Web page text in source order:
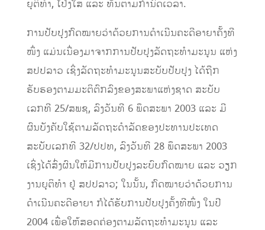
ຍຸຕິທໍາ, ໂປ່ງໃສ ແລະ ທັນຕາມກໍານົດເວລາ.
ການປັບປຸງກົດໝາຍວ່າດ້ວຍການດໍາເນີນຄະດີອາຍາຄັ້ງທີ
ໜຶ່ງ ແມ່ນເນື່ອງມາຈາກການປັບປຸງລັດຖະທໍາມະນູນ ແຫ່ງ
ສປປລາວ ເຊິ່ງລັດຖະທໍາມະນູນສະບັບປັບປຸງ ໄດ້ຖືກ
ຮັບຮອງຕາມມະຕິຕົກລົງຂອງສະພາແຫ່ງຊາດ ສະບັບ
ເລກທີ 25/ສພຊ, ລົງວັນທີ 6 ພຶດສະພາ 2003 ແລະ ມີ
ຜົນບັງຄັບໃຊ້ຕາມລັດຖະດໍາລັດຂອງປະທານປະເທດ
ສະບັບເລກທີ 32/ປປທ,​ ລົງວັນທີ 28 ພຶດສະພາ 2003
ເຊິ່ງໄດ້ສົ່ງຜົນໃຫ້ມີການປັບປຸງລະບົບກົດໝາຍ ແລະ ວຽກ
ງານຍຸຕິທໍາ ຢູ່ ສປປລາວ; ໃນນັ້ນ, ກົດໝາຍວ່າດ້ວຍການ
ດໍາເນີນຄະດີອາຍາ ກໍໄດ້ຮັບການປັບປຸງຄັ້ງທີໜຶ່ງ ໃນປີ
2004 ເພື່ອໃຫ້ສອດຄ່ອງຕາມລັດຖະທໍາມະນູນ ແລະ